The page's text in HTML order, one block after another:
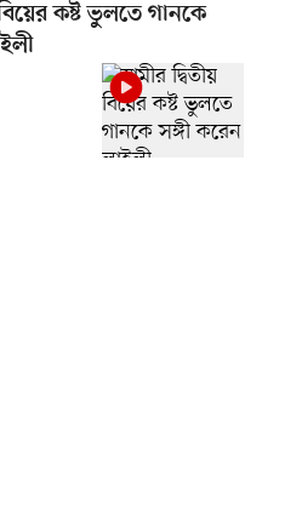
বিয়ের কষ্ট ভুলতে গানকে